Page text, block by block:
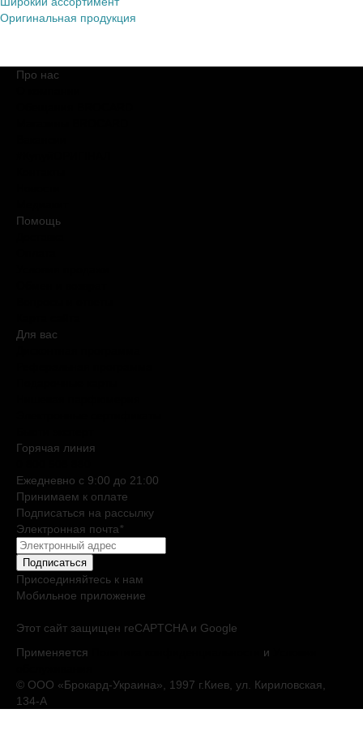
Оригинальная продукция
Про нас
Помощь
Для вас
Горячая линия
Ежедневно c 9:00 до 21:00
Принимаем к оплате
Подписаться на рассылку
Электронная почта*
Подписаться
Присоединяйтесь к нам
Мобильное приложение
Этот сайт защищен reCAPTCHA и Google
Применяется
и
© ООО «Брокард-Украина», 1997 г.Киев, ул. Кириловская,
134-А